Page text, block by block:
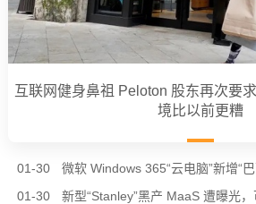
互联网健身鼻祖 Peloton 股东再次要
境比以前更糟
01-30
01-30